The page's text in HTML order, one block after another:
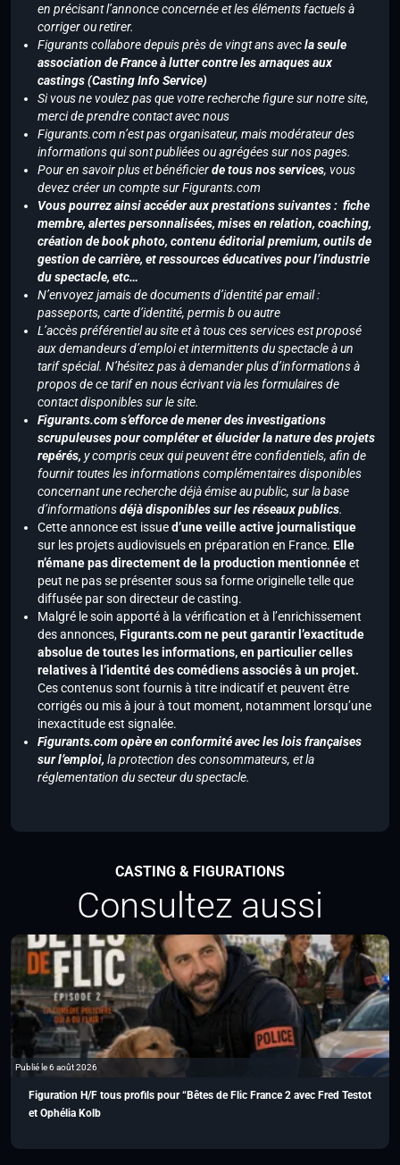
en précisant l’annonce concernée et les éléments factuels à
corriger ou retirer.
Figurants collabore depuis près de vingt ans avecla seule
association de France à lutter contre les arnaques aux
castings (Casting Info Service)
Si vous ne voulez pas que votre recherche figure sur notre site,
merci de prendre contact avec nous
Figurants.com n’est pas organisateur, mais modérateur des
informations qui sont publiées ou agrégées sur nos pages.
Pour en savoir plus et bénéficierde tous nos services, vous
devez créer un compte sur Figurants.com
Vous pourrez ainsi accéder aux prestations suivantes : fiche
membre, alertes personnalisées, mises en relation, coaching,
création de book photo, contenu éditorial premium, outils de
gestion de carrière, et ressources éducatives pour l’industrie
du spectacle, etc…
N’envoyez jamais de documents d’identité par email :
passeports, carte d’identité, permis b ou autre
L’accès préférentiel au site et à tous ces services est proposé
aux demandeurs d’emploi et intermittents du spectacle à un
tarif spécial. N’hésitez pas à demander plus d’informations à
propos de ce tarif en nous écrivant via les formulaires de
contact disponibles sur le site.
Figurants.com s’efforce de mener des investigations
scrupuleuses pour compléter et élucider la nature des projets
repérés, y compris ceux qui peuvent être confidentiels, afin de
fournir toutes les informations complémentaires disponibles
concernant une recherche déjà émise au public, sur la base
d’informationsdéjà disponibles sur les réseaux publics.
Cette annonce est issued’une veille active journalistique
sur les projets audiovisuels en préparation en France. Elle
n’émane pas directement de la production mentionnéeet
peut ne pas se présenter sous sa forme originelle telle que
diffusée par son directeur de casting.
Malgré le soin apporté à la vérification et à l’enrichissement
des annonces,Figurants.com ne peut garantir l’exactitude
absolue de toutes les informations, en particulier celles
relatives à l’identité des comédiens associés à un projet.
Ces contenus sont fournis à titre indicatif et peuvent être
corrigés ou mis à jour à tout moment, notamment lorsqu’une
inexactitude est signalée.
Figurants.com opère en conformité avec les lois françaises
sur l’emploi, la protection des consommateurs, et la
réglementation du secteur du spectacle.
CASTING & FIGURATIONS
Consultez aussi
Publié le 6 août 2026
Figuration H/F tous profils pour “Bêtes de Flic France 2 avec Fred Testot
et Ophélia Kolb